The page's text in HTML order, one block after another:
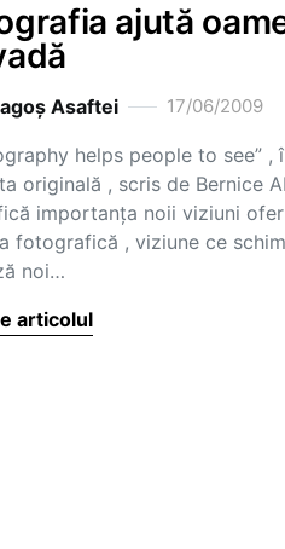
ajută
Asaftei 17/06/2009
helps people to see” ,
originală , scris de Bernice
importanţa noii viziuni
fotografică , viziune ce
noi…
articolul